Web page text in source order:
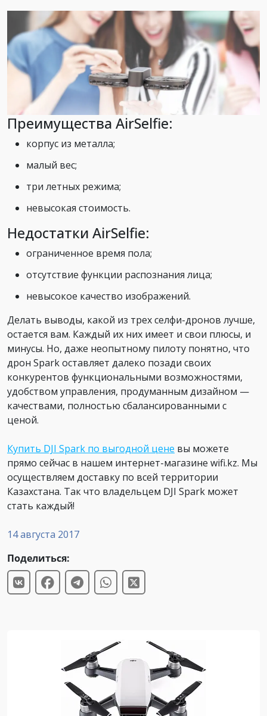
14 августа 2017
Поделиться:
Преимущества AirSelfie:
корпус из металла;
малый вес;
три летных режима;
невысокая стоимость.
Недостатки AirSelfie:
ограниченное время пола;
отсутствие функции распознания лица;
невысокое качество изображений.
Делать выводы, какой из трех селфи-дронов лучше,
остается вам. Каждый их них имеет и свои плюсы, и
минусы. Но, даже неопытному пилоту понятно, что
дрон Spark оставляет далеко позади своих
конкурентов функциональными возможностями,
удобством управления, продуманным дизайном —
качествами, полностью сбалансированными с
ценой.
Купить DJI Spark по выгодной цене вы можете
прямо сейчас в нашем интернет-магазине wifi.kz. Мы
осуществляем доставку по всей территории
Казахстана. Так что владельцем DJI Spark может
стать каждый!